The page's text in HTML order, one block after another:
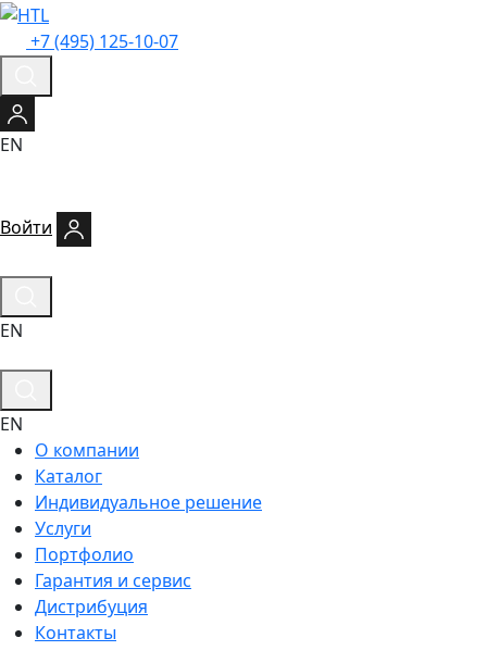
+7 (495) 125-10-07
EN
Войти
EN
EN
О компании
Каталог
Индивидуальное решение
Услуги
Портфолио
Гарантия и сервис
Дистрибуция
Контакты